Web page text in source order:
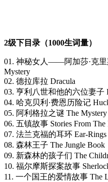
2级下目录（1000生词量）
01. 神秘女人——阿加莎·克里
Mystery
02. 德拉库拉 Dracula
03. 亨利八世和他的六位妻子
04. 哈克贝利·费恩历险记
05. 阿利格拉之谜 The
06. 五镇故事 Stories From The
07. 法兰克福的耳环 Ear-Rings
08. 森林王子 The Jungle Book
09. 新森林的孩子们 The
10. 福尔摩斯探案故事
11. 一个国王的爱情故事 The